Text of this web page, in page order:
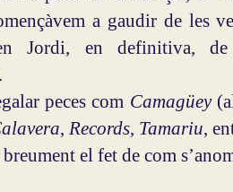
a gaudir de les
Jordi, en definitiva,
peces com Camagüey
, Records, Tamariu,
el fet de com